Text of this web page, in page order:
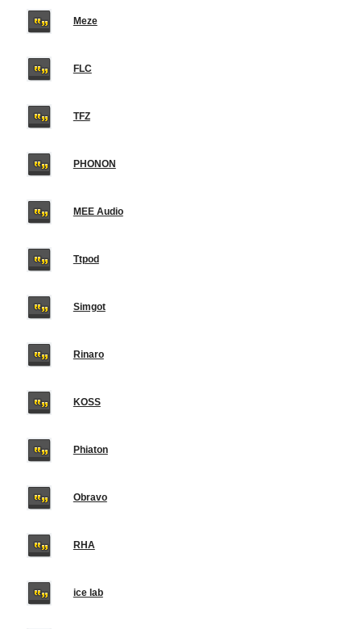
Meze
FLC
TFZ
PHONON
MEE Audio
Ttpod
Simgot
Rinaro
KOSS
Phiaton
Obravo
RHA
ice lab